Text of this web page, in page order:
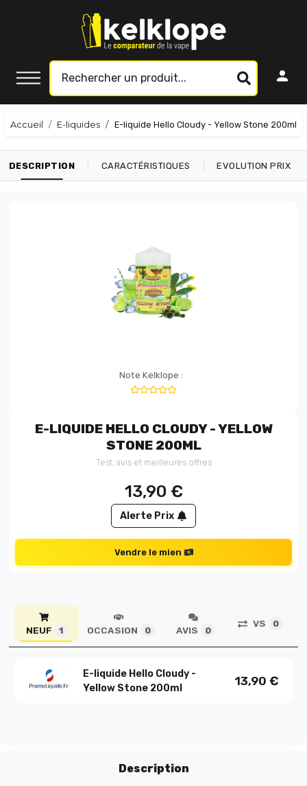
Accueil E-liquides E-liquide Hello Cloudy - Yellow Stone 200ml
DESCRIPTION CARACTÉRISTIQUES EVOLUTION PRIX
Note Kelklope :
E-LIQUIDE HELLO CLOUDY - YELLOW
STONE 200ML
Test, avis et meilleures offres
13,90 €
Alerte Prix
Vendre le mien
NEUF 1 OCCASION 0 AVIS 0
VS 0
E-liquide Hello Cloudy -
Yellow Stone 200ml
13,90 €
Description